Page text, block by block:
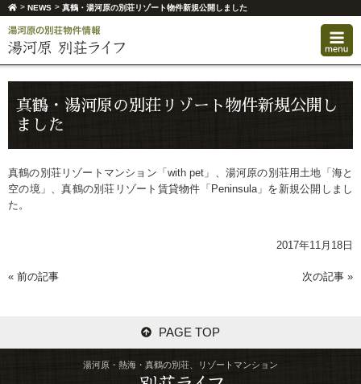
>NEWS >真鶴・湯河原の別荘リゾート物件新規公開しました
真鶴・湯河原の別荘リゾート物件新規公開し
ました
真鶴の別荘リゾートマンション「with pet」、湯河原の別荘用土地「海と
空の境」、真鶴の別荘リゾート賃貸物件「Peninsula」を新規公開しまし
た。
2017年11月18日
« 前の記事 次の記事 »
PAGE TOP
湯河原・熱海・真鶴の別荘、リゾートマンション